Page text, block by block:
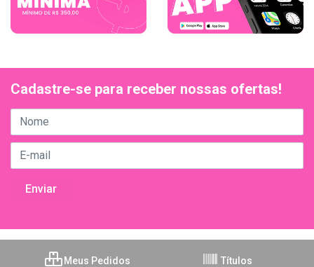
Cadastre-se para receber nossas ofertas!
Meus Pedidos Títulos